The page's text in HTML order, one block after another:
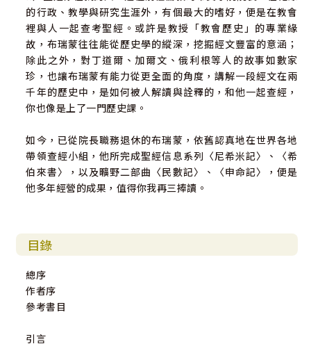
的行政、教學與研究生涯外，有個最大的嗜好，便是在教會
裡與人一起查考聖經。或許是教授「教會歷史」的專業緣
故，布瑞蒙往往能從歷史學的縱深，挖掘經文豐富的意涵；
除此之外，對丁道爾、加爾文、俄利根等人的故事如數家
珍，也讓布瑞蒙有能力從更全面的角度，講解一段經文在兩
千年的歷史中，是如何被人解讀與詮釋的，和他一起查經，
你也像是上了一門歷史課。
如今，已從院長職務退休的布瑞蒙，依舊認真地在世界各地
帶領查經小組，他所完成聖經信息系列〈尼希米記〉、〈希
伯來書〉，以及曠野二部曲〈民數記〉、〈申命記〉，便是
他多年經營的成果，值得你我再三捧讀。
目錄
總序
作者序
參考書目
引言